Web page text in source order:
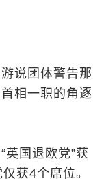
说团体警告那
相一职的角逐
英国退欧党”获
获4个席位。